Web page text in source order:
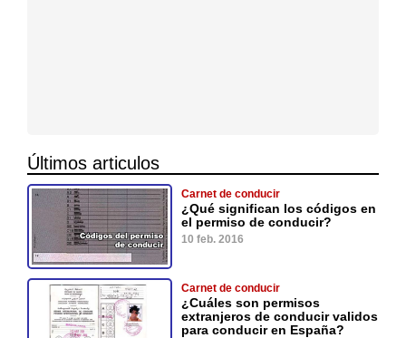
Últimos articulos
Carnet de conducir
¿Qué significan los códigos en
el permiso de conducir?
10 feb. 2016
Carnet de conducir
¿Cuáles son permisos
extranjeros de conducir validos
para conducir en España?